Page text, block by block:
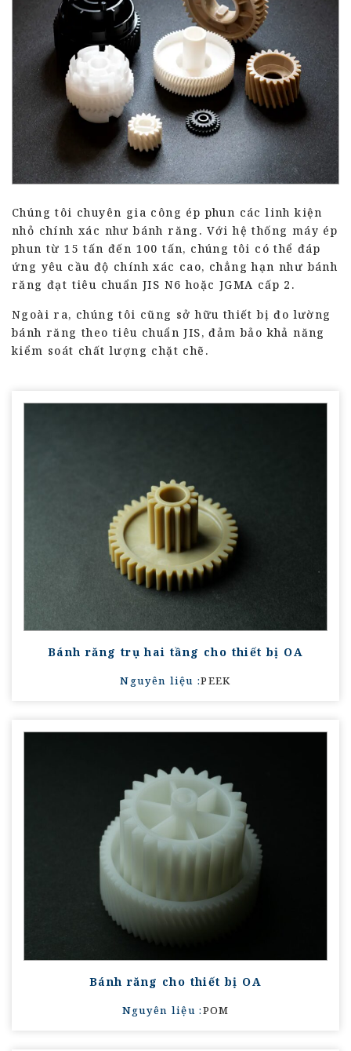
Chúng tôi chuyên gia công ép phun các linh kiện
nhỏ chính xác như bánh răng. Với hệ thống máy ép
phun từ 15 tấn đến 100 tấn, chúng tôi có thể đáp
ứng yêu cầu độ chính xác cao, chẳng hạn như bánh
răng đạt tiêu chuẩn JIS N6 hoặc JGMA cấp 2.
Ngoài ra, chúng tôi cũng sở hữu thiết bị đo lường
bánh răng theo tiêu chuẩn JIS, đảm bảo khả năng
kiểm soát chất lượng chặt chẽ.
Bánh răng trụ hai tầng cho thiết bị OA
Nguyên liệu :PEEK
Bánh răng cho thiết bị OA
Nguyên liệu :POM